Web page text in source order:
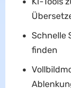
Schnelle
finden